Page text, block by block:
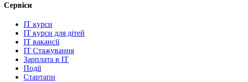
Сервіси
IT курси
IT курси для дітей
IT вакансії
IT Стажування
Зарплата в IT
Події
Стартапи